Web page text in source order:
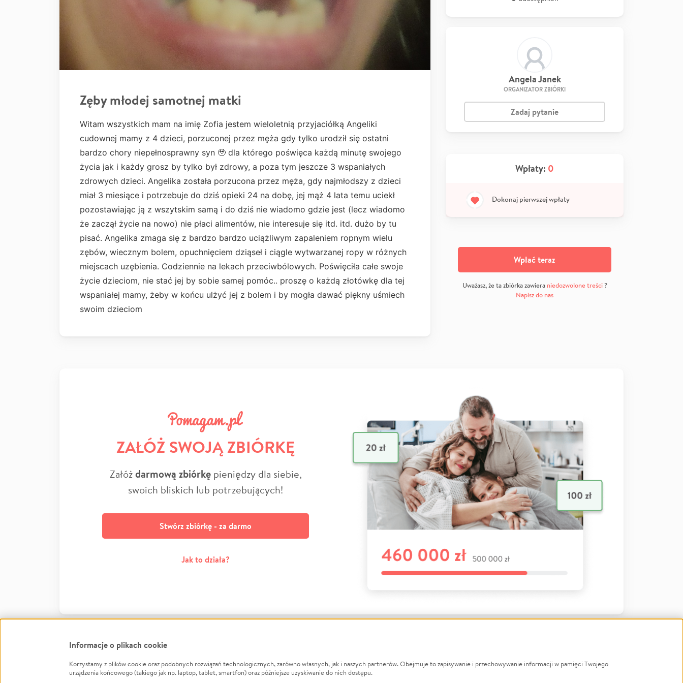
Zęby młodej samotnej matki
Witam wszystkich mam na imię Zofia jestem wieloletnią przyjaciółką Angeliki
cudownej mamy z 4 dzieci, porzuconej przez męża gdy tylko urodził się ostatni
bardzo chory niepełnosprawny syn 🥹 dla którego poświęca każdą minutę swojego
życia jak i każdy grosz by tylko był zdrowy, a poza tym jeszcze 3 wspaniałych
zdrowych dzieci. Angelika została porzucona przez męża, gdy najmłodszy z dzieci
miał 3 miesiące i potrzebuje do dziś opieki 24 na dobę, jej mąż 4 lata temu uciekł
pozostawiając ją z wszytskim samą i do dziś nie wiadomo gdzie jest (lecz wiadomo
że zaczął życie na nowo) nie płaci alimentów, nie interesuje się itd. itd. dużo by tu
pisać. Angelika zmaga się z bardzo bardzo uciążliwym zapaleniem ropnym wielu
zębów, wiecznym bolem, opuchnięciem dziąseł i ciągle wytwarzanej ropy w różnych
miejscach uzębienia. Codziennie na lekach przeciwbólowych. Poświęciła całe swoje
życie dzieciom, nie stać jej by sobie samej pomóc.. proszę o każdą złotówkę dla tej
wspaniałej mamy, żeby w końcu ulżyć jej z bolem i by mogła dawać piękny uśmiech
swoim dzieciom
Angela Janek
ORGANIZATOR ZBIÓRKI
Zadaj pytanie
Wpłaty: 0
Dokonaj pierwszej wpłaty
Wpłać teraz
Uważasz, że ta zbiórka zawiera niedozwolone treści?
Napisz do nas
ZAŁÓŻ SWOJĄ ZBIÓRKĘ
Załóżdarmową zbiórkępieniędzy dla siebie,
swoich bliskich lub potrzebujących!
Stwórz zbiórkę - za darmo
Jak to działa?
Informacje O nas Zbieraj na
Informacje o plikach cookie
Korzystamy z plików cookie oraz podobnych rozwiązań technologicznych, zarówno własnych, jak i naszych partnerów. Obejmuje to zapisywanie i przechowywanie informacji w pamięci Twojego
urządzenia końcowego (takiego jak np. laptop, tablet, smartfon) oraz późniejsze uzyskiwanie do nich dostępu.